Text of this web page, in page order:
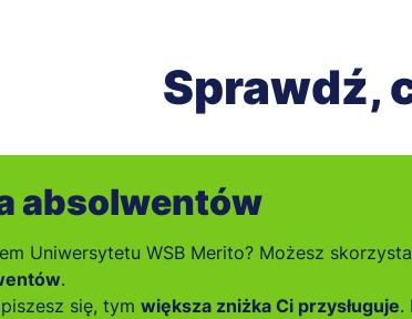
Sprawdź,
absolwentów
Uniwersytetu WSB Merito? Możesz
.
się, tym większa zniżka Ci przysługuje.